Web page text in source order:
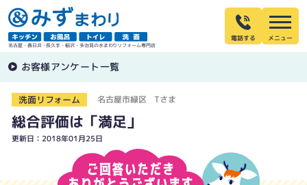
名古屋・春日井・長久手・稲沢・多治見の水まわりリフォーム専門店
電話する
お客様アンケート一覧
洗面リフォーム 名古屋市緑区 Tさま
総合評価は「満足」
更新日：2018年01月25日